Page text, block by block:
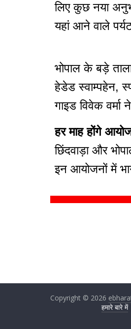
लिए कुछ नया
यहां आने वाले
भोपाल के बड़े
हेडेड स्वाम्पहेन,
गाइड विवेक वर्मा
हर माह होंगे
छिंदवाड़ा और
इन आयोजनों में
Copyright © 2026
हमारे बारे में